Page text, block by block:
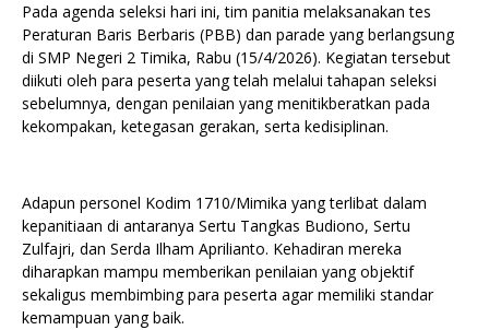
Pada agenda seleksi hari ini, tim panitia melaksanakan tes
Peraturan Baris Berbaris (PBB) dan parade yang berlangsung
di SMP Negeri 2 Timika, Rabu (15/4/2026). Kegiatan tersebut
diikuti oleh para peserta yang telah melalui tahapan seleksi
sebelumnya, dengan penilaian yang menitikberatkan pada
kekompakan, ketegasan gerakan, serta kedisiplinan.
Adapun personel Kodim 1710/Mimika yang terlibat dalam
kepanitiaan di antaranya Sertu Tangkas Budiono, Sertu
Zulfajri, dan Serda Ilham Aprilianto. Kehadiran mereka
diharapkan mampu memberikan penilaian yang objektif
sekaligus membimbing para peserta agar memiliki standar
kemampuan yang baik.